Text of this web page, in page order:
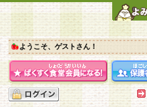
ようこそ、ゲストさん！